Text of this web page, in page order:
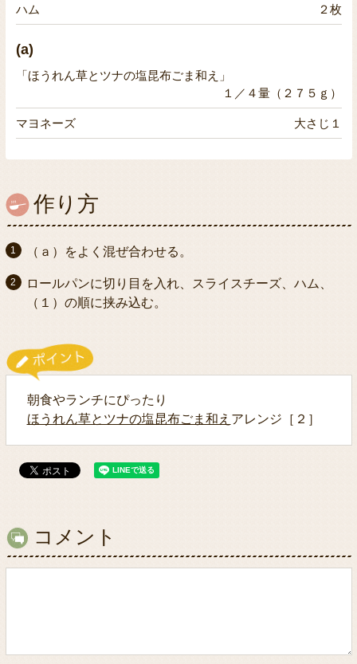
ハム ２枚
(a)
「ほうれん草とツナの塩昆布ごま和え」
１／４量（２７５ｇ）
マヨネーズ 大さじ１
作り方
（ａ）をよく混ぜ合わせる。
ロールパンに切り目を入れ、スライスチーズ、ハム、
（１）の順に挟み込む。
朝食やランチにぴったり
ほうれん草とツナの塩昆布ごま和え アレンジ［２］
コメント